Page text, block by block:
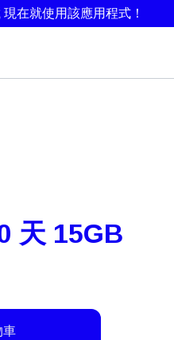
現在就使用該應用程式！
天 15GB
車